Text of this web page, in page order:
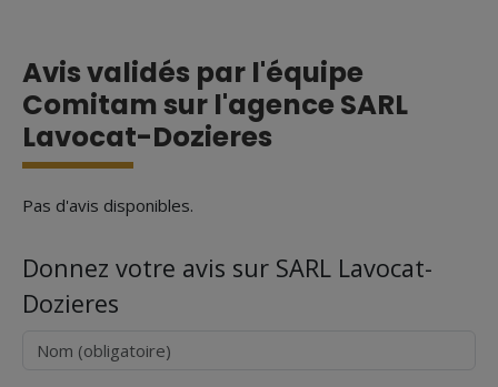
Avis validés par l'équipe
Comitam sur l'agence SARL
Lavocat-Dozieres
Pas d'avis disponibles.
Donnez votre avis sur SARL Lavocat-
Dozieres
Nom